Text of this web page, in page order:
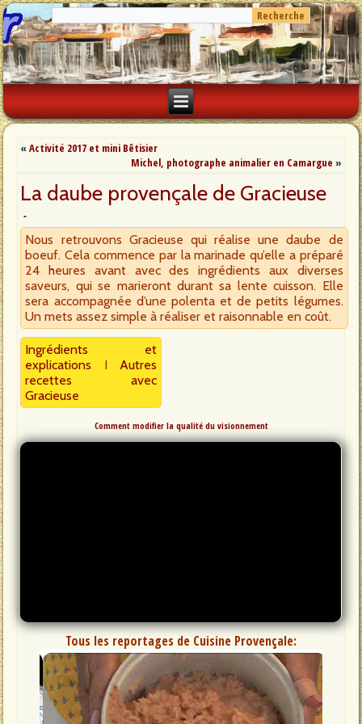
«Activité 2017 et mini Bêtisier
Michel, photographe animalier en Camargue »
La daube provençale de Gracieuse
Nous retrouvons Gracieuse qui réalise une daube de
boeuf. Cela commence par la marinade qu’elle a préparé
24 heures avant avec des ingrédients aux diverses
saveurs, qui se marieront durant sa lente cuisson. Elle
sera accompagnée d’une polenta et de petits légumes.
Un mets assez simple à réaliser et raisonnable en coût.
Ingrédients et
explications IAutres
recettes avec
Gracieuse
Comment modifier la qualité du visionnement
Tous les reportages de Cuisine Provençale: